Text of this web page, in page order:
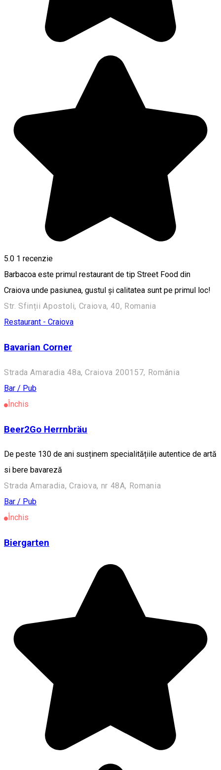
5.0 1 recenzie
Barbacoa este primul restaurant de tip Street Food din
Craiova unde pasiunea, gustul și calitatea sunt pe primul loc!
Str. Sfinții Apostoli, Craiova, 40, Romania
Restaurant - Craiova
Bavarian Corner
Strada Amaradia 48a, Craiova 200157, România
Bar / Pub
Închis
Beer2Go Herrnbräu
De peste 130 de ani susținem specialitățiile autentice de artă
si bere bavareză
Strada Amaradia, Craiova, nr 48A, Romania
Bar / Pub
Închis
Biergarten